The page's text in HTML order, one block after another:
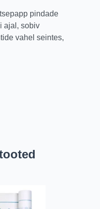
pindade
ajal, sobiv
vahel seintes,